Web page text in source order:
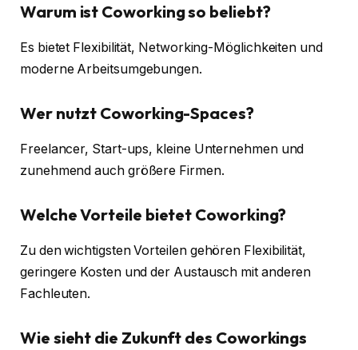
Warum ist Coworking so beliebt?
Es bietet Flexibilität, Networking-Möglichkeiten und
moderne Arbeitsumgebungen.
Wer nutzt Coworking-Spaces?
Freelancer, Start-ups, kleine Unternehmen und
zunehmend auch größere Firmen.
Welche Vorteile bietet Coworking?
Zu den wichtigsten Vorteilen gehören Flexibilität,
geringere Kosten und der Austausch mit anderen
Fachleuten.
Wie sieht die Zukunft des Coworkings